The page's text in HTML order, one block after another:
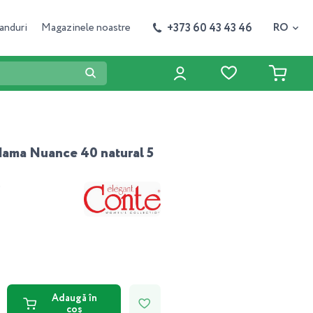
Magazinele noastre +373 60 43 43 46 RO
Nuance 40 natural 5
Adaugă în
coș